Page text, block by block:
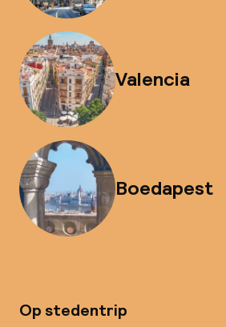
Valencia
Boedapest
Op stedentrip